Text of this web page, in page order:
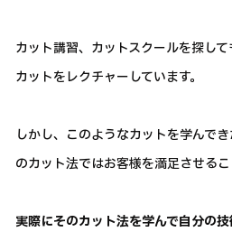
カット講習、カットスクールを探し
カットをレクチャーしています。
しかし、このようなカットを学んで
のカット法ではお客様を満足させるこ
実際にそのカット法を学んで自分の